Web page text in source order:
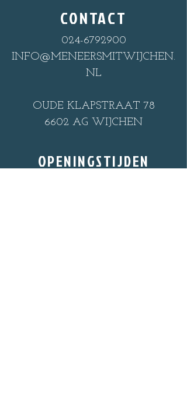
CONTACT
024-6792900
INFO@MENEERSMITWIJCHEN.
NL
OUDE KLAPSTRAAT 78
6602 AG WIJCHEN
OPENINGSTIJDEN